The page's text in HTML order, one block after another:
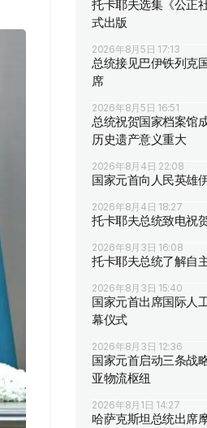
托卡耶夫选集《公
式出版
2026年8月5日 17:13
总统接见巴伊铁列克
席
2026年8月5日 16:51
总统祝贺国家档案馆
历史遗产意义重大
2026年8月4日 22:08
国家元首向人民英雄
2026年8月4日 18:27
托卡耶夫总统致电祝
2026年8月3日 16:08
托卡耶夫总统了解自
2026年8月3日 15:40
国家元首出席国际人
幕仪式
2026年8月3日 12:36
国家元首启动三条战
亚物流枢纽
2026年8月1日 14:27
哈萨克斯坦总统出席